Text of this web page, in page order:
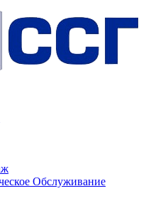
Обслуживание